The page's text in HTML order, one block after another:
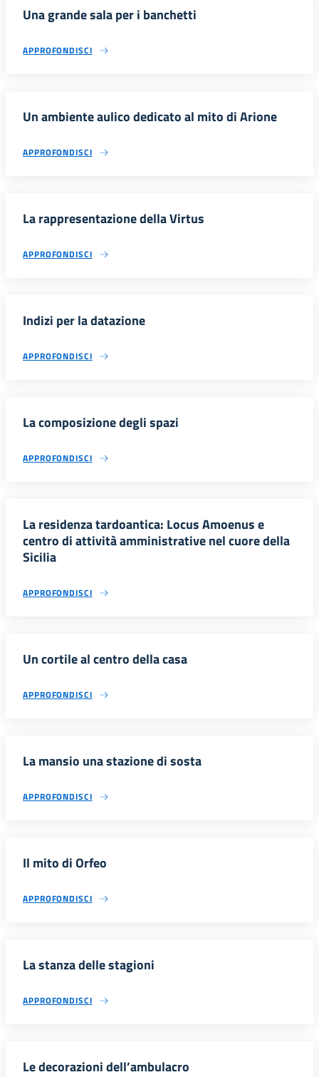
Una grande sala per i banchetti
APPROFONDISCI
Un ambiente aulico dedicato al mito di Arione
APPROFONDISCI
La rappresentazione della Virtus
APPROFONDISCI
Indizi per la datazione
APPROFONDISCI
La composizione degli spazi
APPROFONDISCI
La residenza tardoantica: Locus Amoenus e
centro di attività amministrative nel cuore della
Sicilia
APPROFONDISCI
Un cortile al centro della casa
APPROFONDISCI
La mansio una stazione di sosta
APPROFONDISCI
Il mito di Orfeo
APPROFONDISCI
La stanza delle stagioni
APPROFONDISCI
Le decorazioni dell’ambulacro